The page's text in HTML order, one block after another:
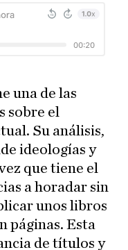
una de las
sobre el
Su análisis,
ideologías y
que tiene el
a horadar sin
unos libros
páginas. Esta
de títulos y